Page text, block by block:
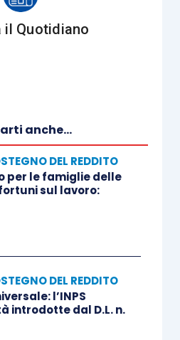
il Quotidiano
anche...
DEL REDDITO
per le famiglie delle
sul lavoro:
DEL REDDITO
l’INPS
introdotte dal D.L. n.